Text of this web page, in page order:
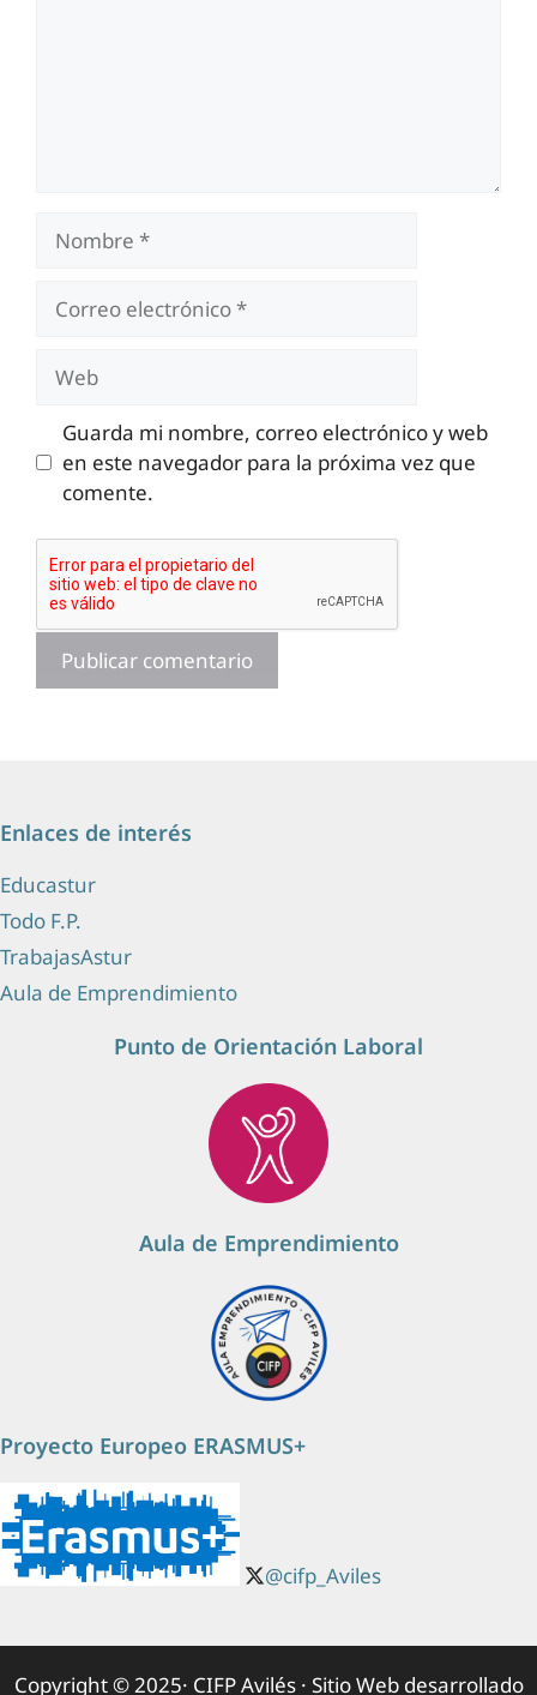
Nombre
Correo
electrónico
Guarda mi nombre, correo electrónico y web
en este navegador para la próxima vez que
comente.
Enlaces de interés
Educastur
Todo F.P.
TrabajasAstur
Aula de Emprendimiento
Punto de Orientación Laboral
Aula de Emprendimiento
Proyecto Europeo ERASMUS+
@cifp_Aviles
Copyright © 2025· CIFP Avilés · Sitio Web desarrollado